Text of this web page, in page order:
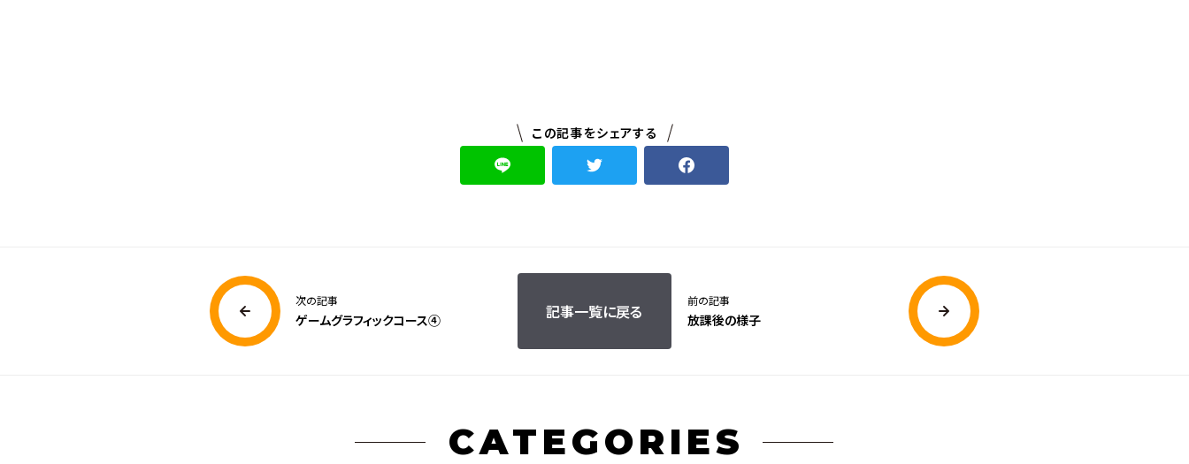
この記事をシェアする
次の記事
ゲームグラフィックコース④ 記事一覧に戻る
前の記事
放課後の様子
CATEGORIES